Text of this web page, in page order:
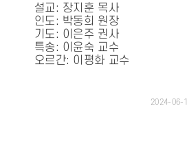
설교: 장지훈 목사
인도: 박동희 원장
기도: 이은주 권사
특송: 이윤숙 교수
오르간: 이평화 교수
2024-06-